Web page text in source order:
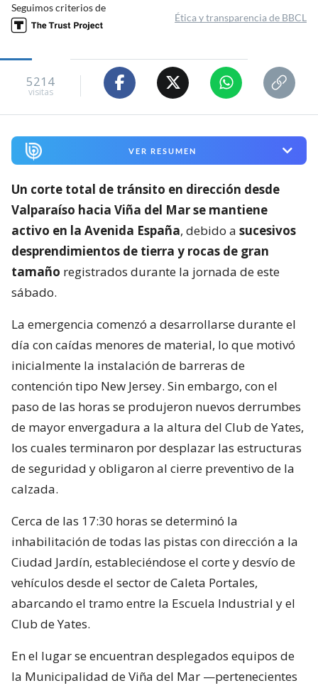
Seguimos criterios de
Ética y transparencia de BBCL
5214
visitas
VER RESUMEN
Un corte total de tránsito en dirección desde
Valparaíso hacia Viña del Mar se mantiene
activo en la Avenida España, debido a sucesivos
desprendimientos de tierra y rocas de gran
tamaño registrados durante la jornada de este
sábado.
La emergencia comenzó a desarrollarse durante el
día con caídas menores de material, lo que motivó
inicialmente la instalación de barreras de
contención tipo New Jersey. Sin embargo, con el
paso de las horas se produjeron nuevos derrumbes
de mayor envergadura a la altura del Club de Yates,
los cuales terminaron por desplazar las estructuras
de seguridad y obligaron al cierre preventivo de la
calzada.
Cerca de las 17:30 horas se determinó la
inhabilitación de todas las pistas con dirección a la
Ciudad Jardín, estableciéndose el corte y desvío de
vehículos desde el sector de Caleta Portales,
abarcando el tramo entre la Escuela Industrial y el
Club de Yates.
En el lugar se encuentran desplegados equipos de
la Municipalidad de Viña del Mar —pertenecientes